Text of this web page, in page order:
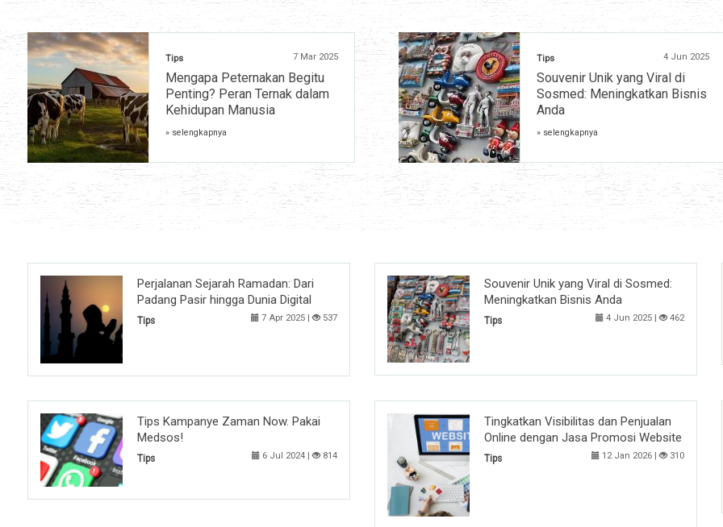
Tips 7 Mar 2025
Mengapa Peternakan Begitu
Penting? Peran Ternak dalam
Kehidupan Manusia
» selengkapnya
Tips 4 Jun 2025
Souvenir Unik yang Viral di
Sosmed: Meningkatkan Bisnis
Anda
» selengkapnya
Perjalanan Sejarah Ramadan: Dari
Padang Pasir hingga Dunia Digital
Tips 7 Apr 2025 | 537
Souvenir Unik yang Viral di Sosmed:
Meningkatkan Bisnis Anda
Tips 4 Jun 2025 | 462
Tips Kampanye Zaman Now. Pakai
Medsos!
Tips 6 Jul 2024 | 814
Tingkatkan Visibilitas dan Penjualan
Online dengan Jasa Promosi Website
Tips 12 Jan 2026 | 310